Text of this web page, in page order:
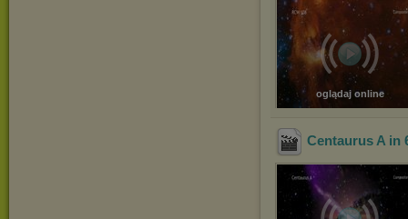
oglądaj online
Centaurus A in